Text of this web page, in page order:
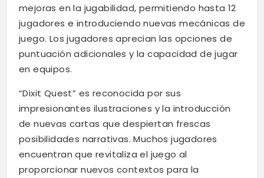
mejoras en la jugabilidad, permitiendo hasta 12
jugadores e introduciendo nuevas mecánicas de
juego. Los jugadores aprecian las opciones de
puntuación adicionales y la capacidad de jugar
en equipos.
“Dixit Quest” es reconocida por sus
impresionantes ilustraciones y la introducción
de nuevas cartas que despiertan frescas
posibilidades narrativas. Muchos jugadores
encuentran que revitaliza el juego al
proporcionar nuevos contextos para la